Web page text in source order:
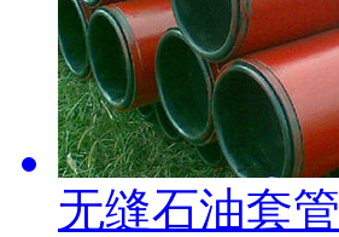
无缝石油套管